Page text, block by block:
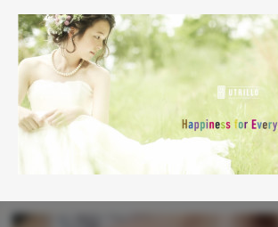
姉妹店 PORTE BLEUE